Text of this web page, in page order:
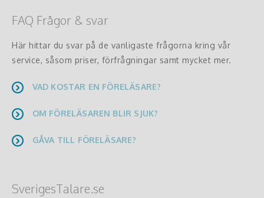
FAQ Frågor & svar
Här hittar du svar på de vanligaste frågorna kring vår
service, såsom priser, förfrågningar samt mycket mer.
VAD KOSTAR EN FÖRELÄSARE?
OM FÖRELÄSAREN BLIR SJUK?
GÅVA TILL FÖRELÄSARE?
SverigesTalare.se